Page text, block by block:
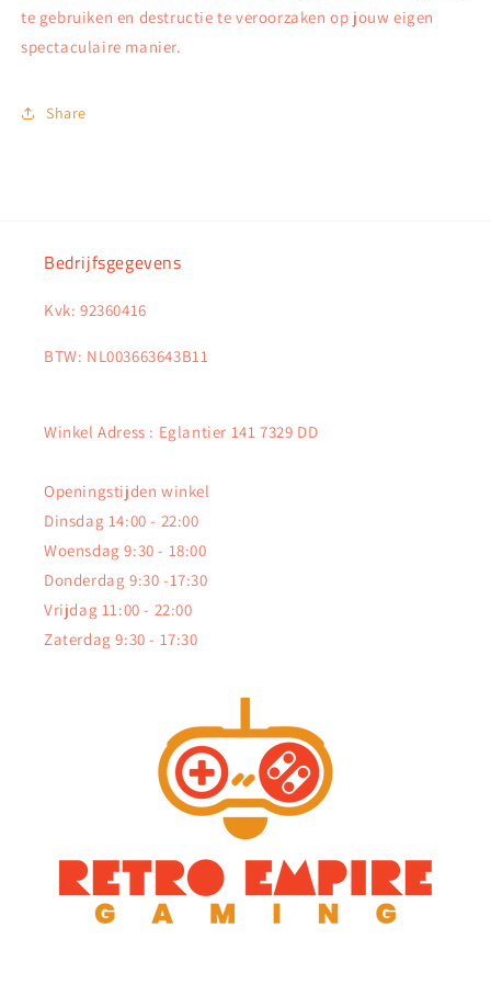
te gebruiken en destructie te veroorzaken op jouw eigen
spectaculaire manier.
Share
Bedrijfsgegevens
Kvk: 92360416
BTW: NL003663643B11
Winkel Adress : Eglantier 141 7329 DD
Openingstijden winkel
Dinsdag 14:00 - 22:00
Woensdag 9:30 - 18:00
Donderdag 9:30 -17:30
Vrijdag 11:00 - 22:00
Zaterdag 9:30 - 17:30